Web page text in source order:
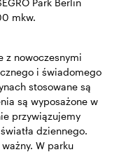
Park Berlin
mkw.
z nowoczesnymi
i świadomego
stosowane są
są wyposażone w
przywiązujemy
dziennego.
W parku